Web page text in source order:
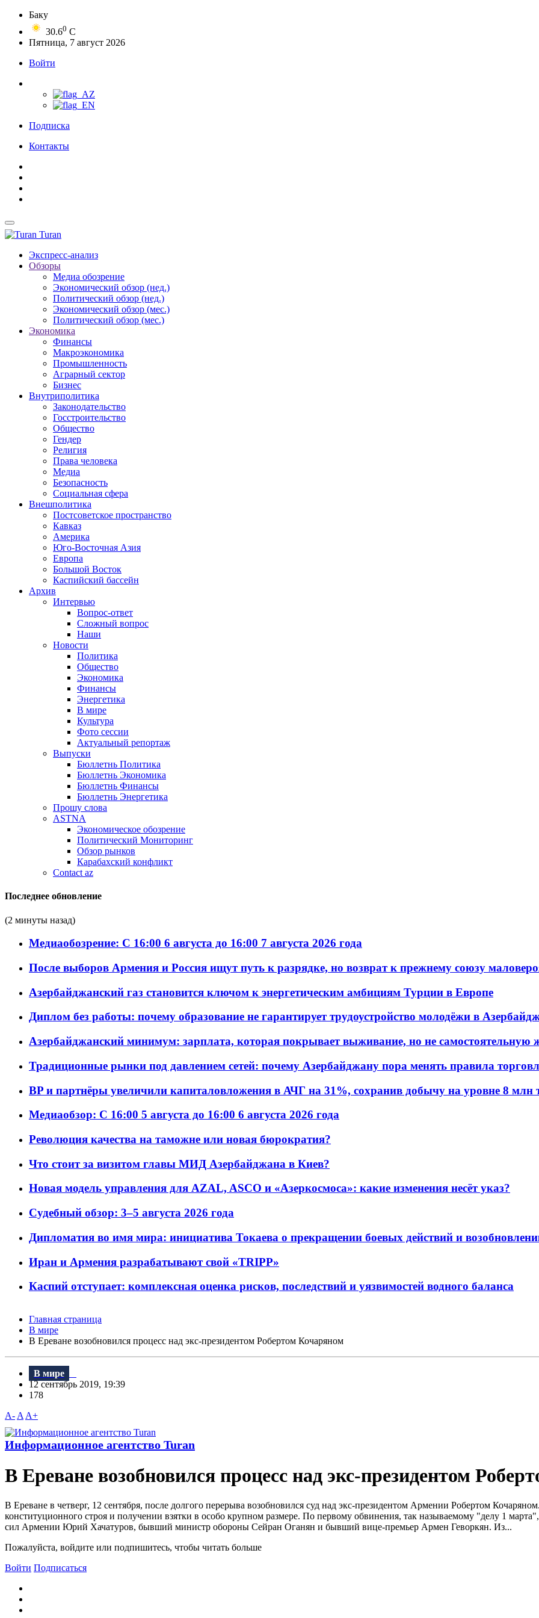
Баку
30.60 C
Пятница, 7 август 2026
Войти
Подписка
Контакты
Turan
Экспресс-анализ
Обзоры
Медиа обозрение
Экономический обзор (нед.)
Политический обзор (нед.)
Экономический обзор (мес.)
Политический обзор (мес.)
Экономика
Финансы
Макроэкономика
Промышленность
Аграрный сектор
Бизнес
Внутриполитика
Законодательство
Госстроительство
Общество
Гендер
Религия
Права человека
Медиа
Безопасность
Социальная сфера
Внешполитика
Постсоветское пространство
Кавказ
Америка
Юго-Восточная Азия
Европа
Большой Восток
Каспийский бассейн
Архив
Интервью
Вопрос-ответ
Сложный вопрос
Наши
Новости
Политика
Общество
Экономика
Финансы
Энергетика
В мире
Культура
Фото сессии
Актуальный репортаж
Выпуски
Бюллетнь Политика
Бюллетнь Экономика
Бюллетнь Финансы
Бюллетнь Энергетика
Прошу слова
ASTNA
Экономическое обозрение
Политический Мониторинг
Обзор рынков
Карабахский конфликт
Contact az
Последнее обновление
(2 минуты назад)
Медиаобозрение: С 16:00 6 августа до 16:00 7 августа 2026 года
После выборов Армения и Россия ищут путь к разрядке, но возврат к прежнему союзу
Азербайджанский газ становится ключом к энергетическим амбициям Турции в Европе
Диплом без работы: почему образование не гарантирует трудоустройство молодёжи в
Азербайджанский минимум: зарплата, которая покрывает выживание, но не самостоятельную
Традиционные рынки под давлением сетей: почему Азербайджану пора менять правила
BP и партнёры увеличили капиталовложения в АЧГ на 31%, сохранив добычу на уровне 8 млн
Медиаобзор: С 16:00 5 августа до 16:00 6 августа 2026 года
Революция качества на таможне или новая бюрократия?
Что стоит за визитом главы МИД Азербайджана в Киев?
Новая модель управления для AZAL, ASCO и «Азеркосмоса»: какие изменения несёт указ?
Судебный обзор: 3–5 августа 2026 года
Дипломатия во имя мира: инициатива Токаева о прекращении боевых действий и
Иран и Армения разрабатывают свой «TRIPP»
Каспий отступает: комплексная оценка рисков, последствий и уязвимостей водного баланса
Главная страница
В мире
В Ереване возобновился процесс над экс-президентом Робертом Кочаряном
В мире
12 сентябрь 2019, 19:39
178
A- A A+
Информационное агентство Turan
В Ереване возобновился процесс над экс-президентом
B Ереване в четверг, 12 сентября, после долгого перерыва возобновился суд над экс-президентом Армении Робертом
конституционного строя и получении взятки в особо крупном размере. По первому обвинения, так называемому "делу 1
сил Армении Юрий Хачатуров, бывший министр обороны Сейран Оганян и бывший вице-премьер Армен Геворкян. Из...
Пожалуйста, войдите или подпишитесь, чтобы читать больше
Войти Подписаться